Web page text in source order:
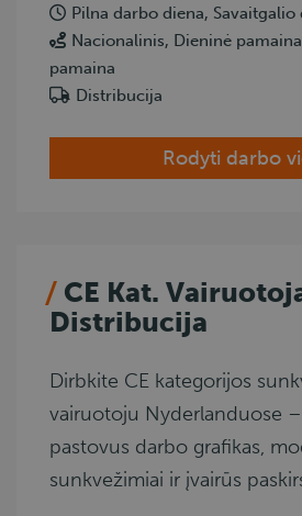
Pilna darbo diena, Savaitgalio
Nacionalinis, Dieninė
pamaina
Distribucija
Rodyti darbo
CE Kat.
Distribucija
Dirbkite CE kategorijos
vairuotoju Nyderlanduose
pastovus darbo grafikas,
sunkvežimiai ir įvairūs